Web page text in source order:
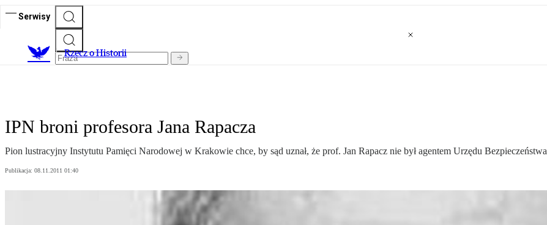
Serwisy
Rzecz o Historii
IPN broni profesora Jana Rapacza
Pion lustracyjny Instytutu Pamięci Narodowej w Krakowie chce, by sąd uznał, że prof. Jan Rapacz nie był agentem Urzędu Bezpieczeństwa
Publikacja: 08.11.2011 01:40